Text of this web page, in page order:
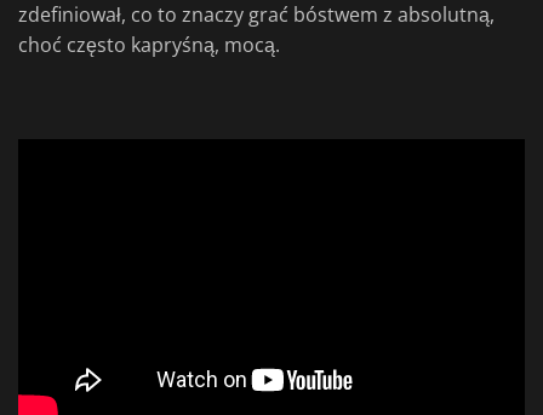
zdefiniował, co to znaczy grać bóstwem z absolutną,
choć często kapryśną, mocą.